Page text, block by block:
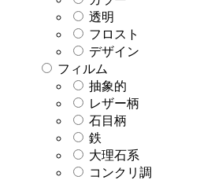
透明
フロスト
デザイン
フィルム
抽象的
レザー柄
石目柄
鉄
大理石系
コンクリ調